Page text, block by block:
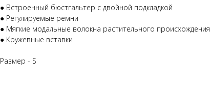
● Встроенный бюстгальтер с двойной подкладкой
● Регулируемые ремни
● Мягкие модальные волокна растительного происхождения
● Кружевные вставки
Размер - S